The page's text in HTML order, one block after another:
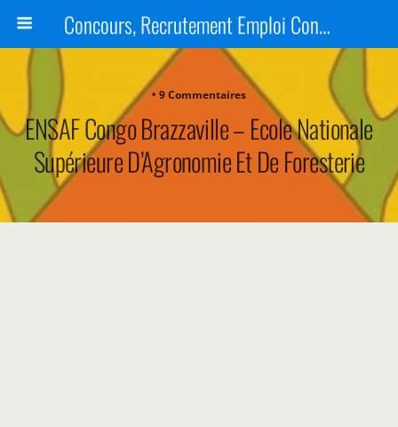
Concours, Recrutement Emploi Congo 2024, Épreuves, Bourse
• 9 Commentaires
ENSAF Congo Brazzaville – Ecole Nationale
Supérieure D’Agronomie Et De Foresterie